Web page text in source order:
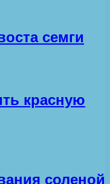
семги
красную
соленой